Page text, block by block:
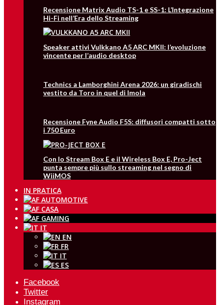
Recensione Matrix Audio TS-1 e SS-1: L’Integrazione
Hi-Fi nell’Era dello Streaming
Speaker attivi Vulkkano A5 ARC MKII: l’evoluzione
vincente per l’audio desktop
Technics a Lamborghini Arena 2026: un giradischi
vestito da Toro in quel di Imola
Recensione Fyne Audio F5S: diffusori compatti sotto
i 750 Euro
Con lo Stream Box E e il Wireless Box E, Pro-Ject
punta sempre più sullo streaming nel segno di
WiiMOS
IN PRATICA
IT
EN
FR
IT
ES
Facebook
Twitter
Instagram